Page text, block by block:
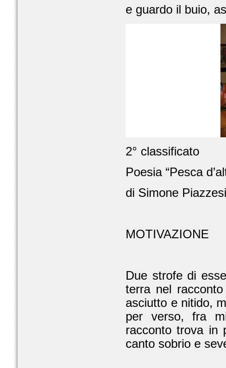
e guardo il buio,
2° classificato
Poesia “Pesca
di Simone
MOTIVAZIONE
Due strofe di
terra nel
asciutto e nitido,
per verso, fra
racconto trova in
canto sobrio e